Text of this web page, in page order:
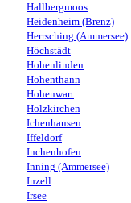
Hallbergmoos
Heidenheim (Brenz)
Herrsching (Ammersee)
Höchstädt
Hohenlinden
Hohenthann
Hohenwart
Holzkirchen
Ichenhausen
Iffeldorf
Inchenhofen
Inning (Ammersee)
Inzell
Irsee